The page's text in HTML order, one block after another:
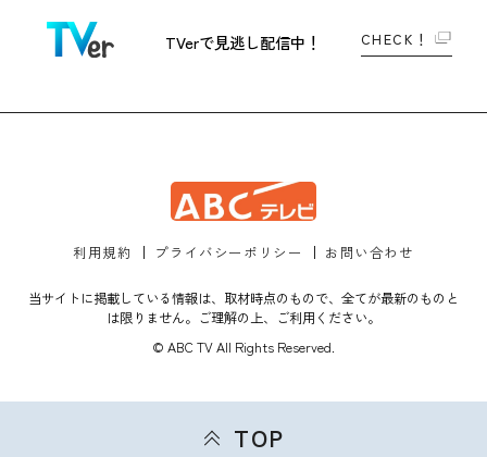
TVerで見逃し配信中！ CHECK！
利用規約 プライバシーポリシー お問い合わせ
当サイトに掲載している情報は、取材時点のもので、全てが最新のものと
は限りません。ご理解の上、ご利用ください。
© ABC TV All Rights Reserved.
TOP